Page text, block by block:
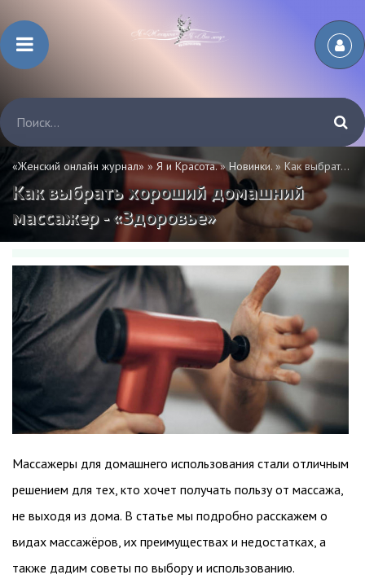
«Женский онлайн журнал» » Я и Красота.»Новинки. » Как выбрать хороший домашний массажер - «Здоровье»
Как выбрать хороший домашний
массажер - «Здоровье»
Массажеры для домашнего использования стали отличным
решением для тех, кто хочет получать пользу от массажа,
не выходя из дома. В статье мы подробно расскажем о
видах массажёров, их преимуществах и недостатках, а
также дадим советы по выбору и использованию.